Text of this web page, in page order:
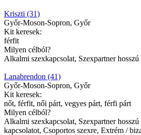
Kriszti (31)
Győr-Moson-Sopron, Győr
Kit keresek:
férfit
Milyen célból?
Alkalmi szexkapcsolat, Szexpartner
Lanabrendon (41)
Győr-Moson-Sopron, Győr
Kit keresek:
nőt, férfit, női párt, vegyes párt, férfi párt
Milyen célból?
Alkalmi szexkapcsolat, Szexpartner
kapcsolatot, Csoportos szexre, Extrém /